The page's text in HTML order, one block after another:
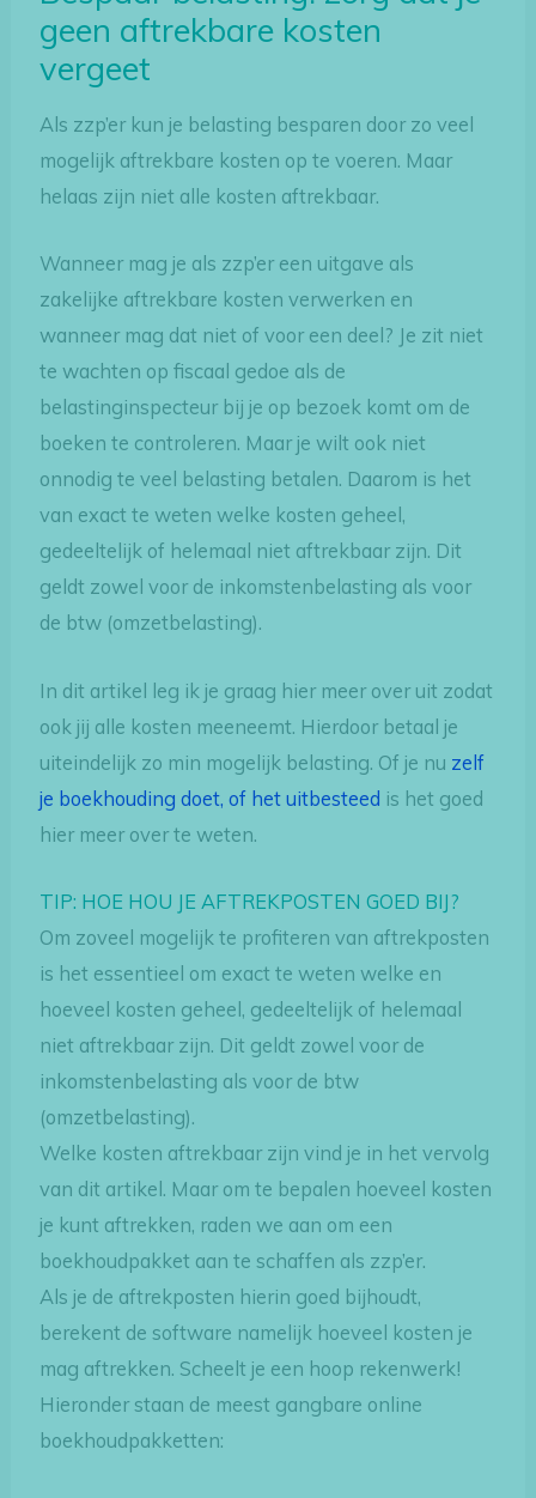
geen aftrekbare kosten
vergeet
Als zzp’er kun je belasting besparen door zo veel
mogelijk aftrekbare kosten op te voeren. Maar
helaas zijn niet alle kosten aftrekbaar.
Wanneer mag je als zzp’er een uitgave als
zakelijke aftrekbare kosten verwerken en
wanneer mag dat niet of voor een deel? Je zit niet
te wachten op fiscaal gedoe als de
belastinginspecteur bij je op bezoek komt om de
boeken te controleren. Maar je wilt ook niet
onnodig te veel belasting betalen. Daarom is het
van exact te weten welke kosten geheel,
gedeeltelijk of helemaal niet aftrekbaar zijn. Dit
geldt zowel voor de inkomstenbelasting als voor
de btw (omzetbelasting).
In dit artikel leg ik je graag hier meer over uit zodat
ook jij alle kosten meeneemt. Hierdoor betaal je
uiteindelijk zo min mogelijk belasting. Of je nu zelf
je boekhouding doet, of het uitbesteed is het goed
hier meer over te weten.
TIP: HOE HOU JE AFTREKPOSTEN GOED BIJ?
Om zoveel mogelijk te profiteren van aftrekposten
is het essentieel om exact te weten welke en
hoeveel kosten geheel, gedeeltelijk of helemaal
niet aftrekbaar zijn. Dit geldt zowel voor de
inkomstenbelasting als voor de btw
(omzetbelasting).
Welke kosten aftrekbaar zijn vind je in het vervolg
van dit artikel. Maar om te bepalen hoeveel kosten
je kunt aftrekken, raden we aan om een
boekhoudpakket aan te schaffen als zzp’er.
Als je de aftrekposten hierin goed bijhoudt,
berekent de software namelijk hoeveel kosten je
mag aftrekken. Scheelt je een hoop rekenwerk!
Hieronder staan de meest gangbare online
boekhoudpakketten: